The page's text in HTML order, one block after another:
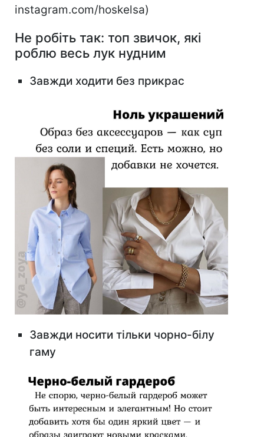
instagram.com/hoskelsa)
Не робіть так: топ звичок, які
роблю весь лук нудним
Завжди ходити без прикрас
Завжди носити тільки чорно-білу
гаму